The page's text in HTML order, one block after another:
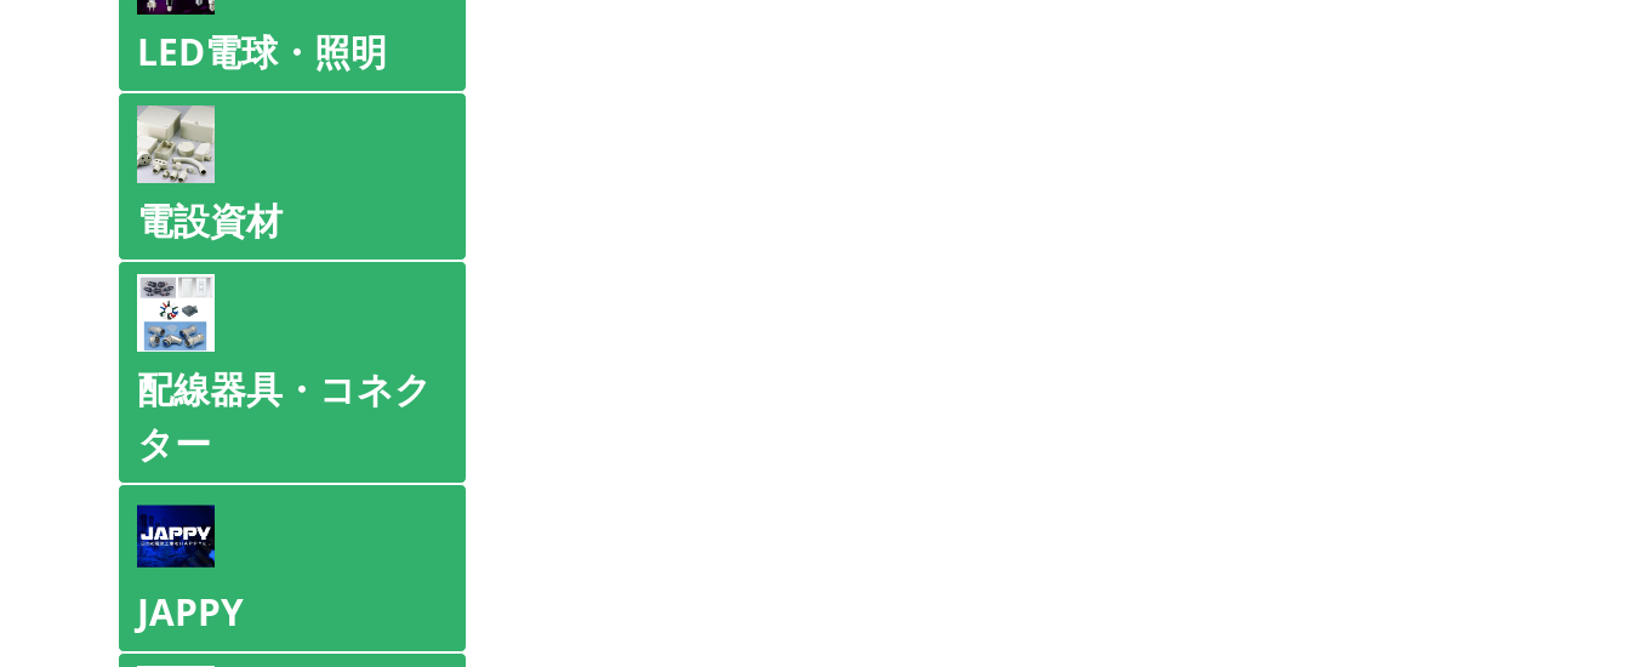
LED電球・照明
電設資材
配線器具・コネク
ター
JAPPY